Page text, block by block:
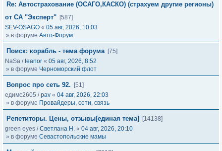
Re: Автострахование (ОСАГО,КАСКО) (страхуем другие регионы)
от СА "Эксперт" [587]
SEV-OSAGO « 05 авг, 2026, 10:03
» в форуме Авто-Форум
Поиск: корабль - тема форума [75]
NaSa / leanor « 05 авг, 2026, 8:52
» в форуме Черноморский флот
Вопрос про сеть 92.
[51]
едимс2605 /pav « 04 авг, 2026, 22:03
» в форуме Провайдеры, сети, связь
Репетиторы. Цены, отзывы[единая тема]
[14138]
green eyes /Светлана Н. « 04 авг, 2026, 20:10
» в форуме Севастопольские мамы